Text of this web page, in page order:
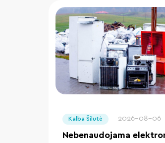
Kalba Šilutė 2026-08-06
Nebenaudojama